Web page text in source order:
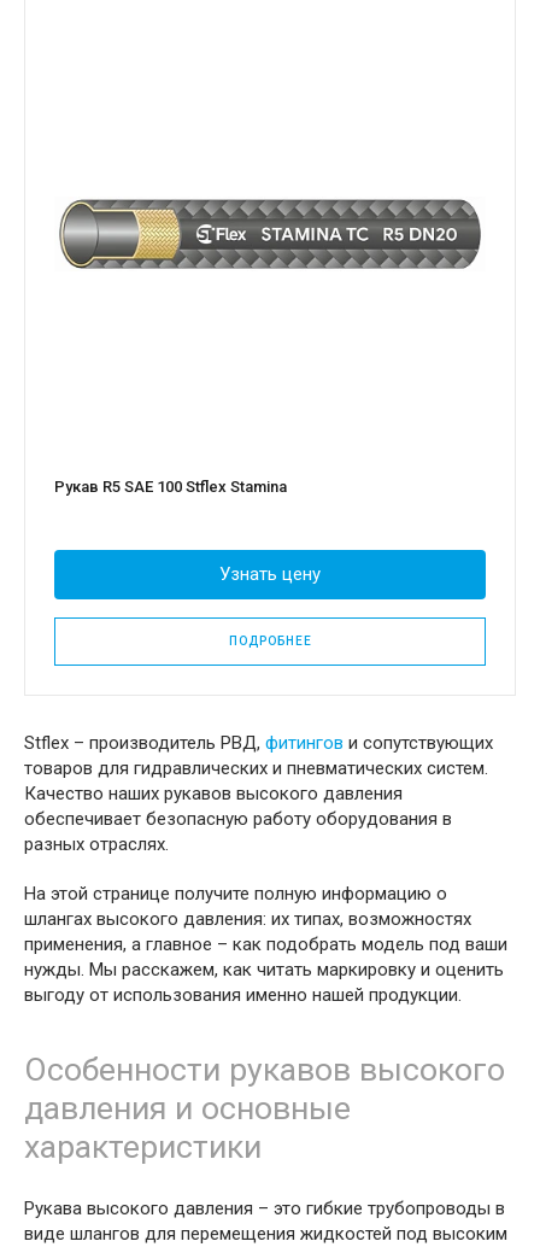
Рукав R5 SAE 100 Stflex Stamina
Узнать цену
ПОДРОБНЕЕ
Stflex – производитель РВД, фитингов и сопутствующих
товаров для гидравлических и пневматических систем.
Качество наших рукавов высокого давления
обеспечивает безопасную работу оборудования в
разных отраслях.
На этой странице получите полную информацию о
шлангах высокого давления: их типах, возможностях
применения, а главное – как подобрать модель под ваши
нужды. Мы расскажем, как читать маркировку и оценить
выгоду от использования именно нашей продукции.
Особенности рукавов высокого
давления и основные
характеристики
Рукава высокого давления – это гибкие трубопроводы в
виде шлангов для перемещения жидкостей под высоким